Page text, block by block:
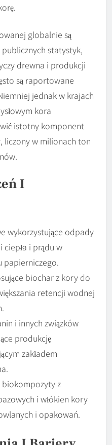
globalnie są
statystyk,
drewna i produkcji
są raportowane
jednak w krajach
kora
istotny komponent
liczony w milionach ton
I
wykorzystujące odpady
i prądu w
papierniczego.
biochar z kory do
retencji wodnej
i innych związków
produkcję
zakładem
z
i włókien kory
i opakowań.